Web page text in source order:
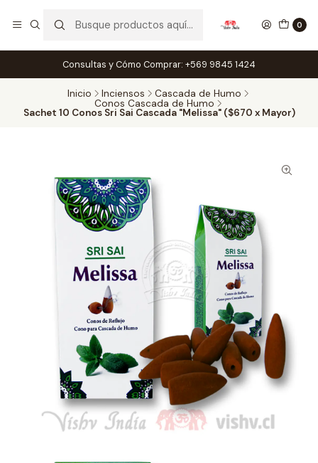
0
Consultas y Cómo Comprar: +569 9845 1424
Inicio Inciensos
Cascada de Humo
Conos Cascada de Humo
Sachet 10 Conos Sri Sai Cascada "Melissa" ($670 x Mayor)